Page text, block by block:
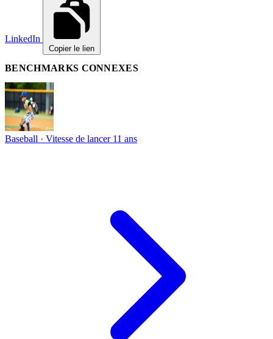
LinkedIn
Copier le lien
BENCHMARKS CONNEXES
Baseball · Vitesse de lancer 11 ans